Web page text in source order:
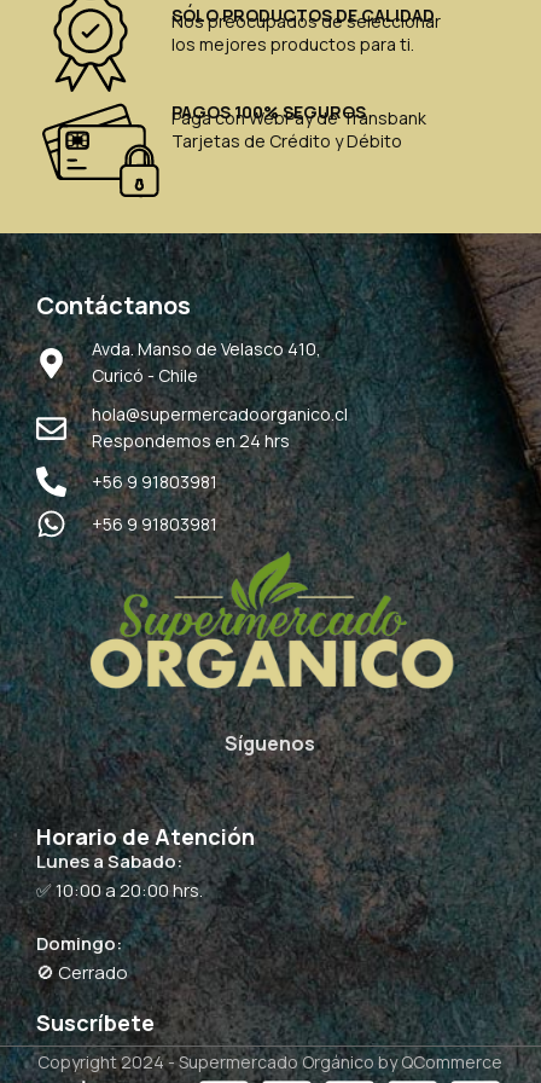
SÓLO PRODUCTOS DE CALIDAD
Nos preocupados de seleccionar
los mejores productos para ti.
PAGOS 100% SEGUROS
Paga con WebPay de Transbank
Tarjetas de Crédito y Débito
Contáctanos
Avda. Manso de Velasco 410,
Curicó - Chile
hola@supermercadoorganico.cl
Respondemos en 24 hrs
+56 9 91803981
+56 9 91803981
Síguenos
Horario de Atención
Lunes a Sabado:
✅ 10:00 a 20:00 hrs.
Domingo:
🚫 Cerrado
Suscríbete
Copyright 2024 -Supermercado Orgánico by QCommerce